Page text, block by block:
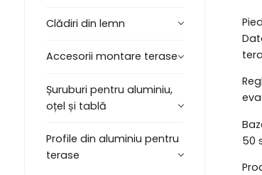
Clădiri din lemn
Accesorii montare terase
Șuruburi pentru aluminiu,
oțel și tablă
Profile din aluminiu pentru
terase
50